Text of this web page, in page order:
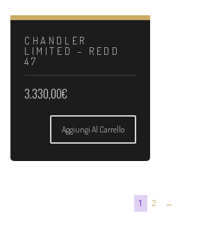
CHANDLER
LIMITED – REDD
47
3.330,00€
Aggiungi Al Carrello
1 2 →